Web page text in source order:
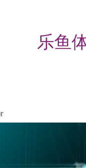
乐鱼